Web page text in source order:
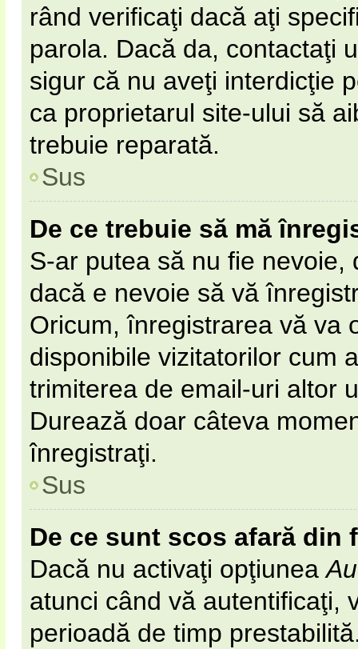
rând verificaţi dacă aţi
parola. Dacă da, contactaţi
sigur că nu aveţi interdicţie
ca proprietarul site-ului să
trebuie reparată.
Sus
De ce trebuie să mă
S-ar putea să nu fie
dacă e nevoie să vă
Oricum, înregistrarea vă va
disponibile vizitatorilor cum
trimiterea de email-uri altor
Durează doar câteva
înregistraţi.
Sus
De ce sunt scos afară din
Dacă nu activaţi opţiunea
atunci când vă autentificaţi,
perioadă de timp